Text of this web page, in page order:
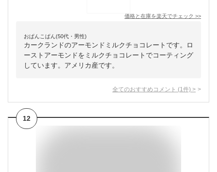
価格と在庫を楽天でチェック >>
おぱんこぱん(50代・男性)
カークランドのアーモンドミルクチョコレートです。ロ
ーストアーモンドをミルクチョコレートでコーティング
しています。アメリカ産です。
全てのおすすめコメント (1 件) >
12